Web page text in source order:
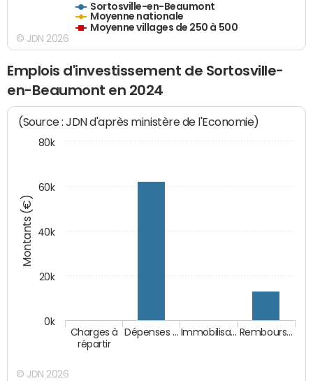
Sortosville-en-Beaumont
Moyenne nationale
Moyenne villages de 250 à 500
© JDN 2026
Emplois d'investissement de Sortosville-
en-Beaumont en 2024
Montants (€)
(Source : JDN d'après ministère de l'Economie)
Charges à
répartir
Dépenses … Immobilisa… Rembours…
0k
20k
40k
60k
80k
© JDN 2026